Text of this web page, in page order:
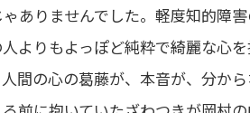
ありませんでした。軽度知的障
よりもよっぽど純粋で綺麗な心
間の心の葛藤が、本音が、分か